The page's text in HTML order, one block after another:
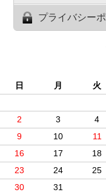
プライバシー
日
月 火
2
3 4
9
10 11
16
17 18
23
24 25
30
31